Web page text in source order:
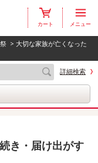
カート メニュー
> 大切な家族が亡くなった
詳細検索
き・届け出がす